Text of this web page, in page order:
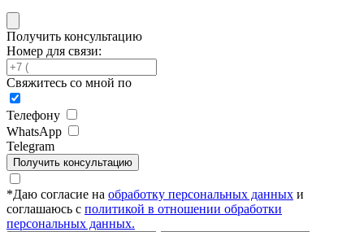
Получить консультацию
Номер для связи:
Свяжитесь со мной по
Телефону
WhatsApp
Telegram
Получить консультацию
*Даю согласие на обработку персональных данных и
соглашаюсь с политикой в отношении обработки
персональных данных.